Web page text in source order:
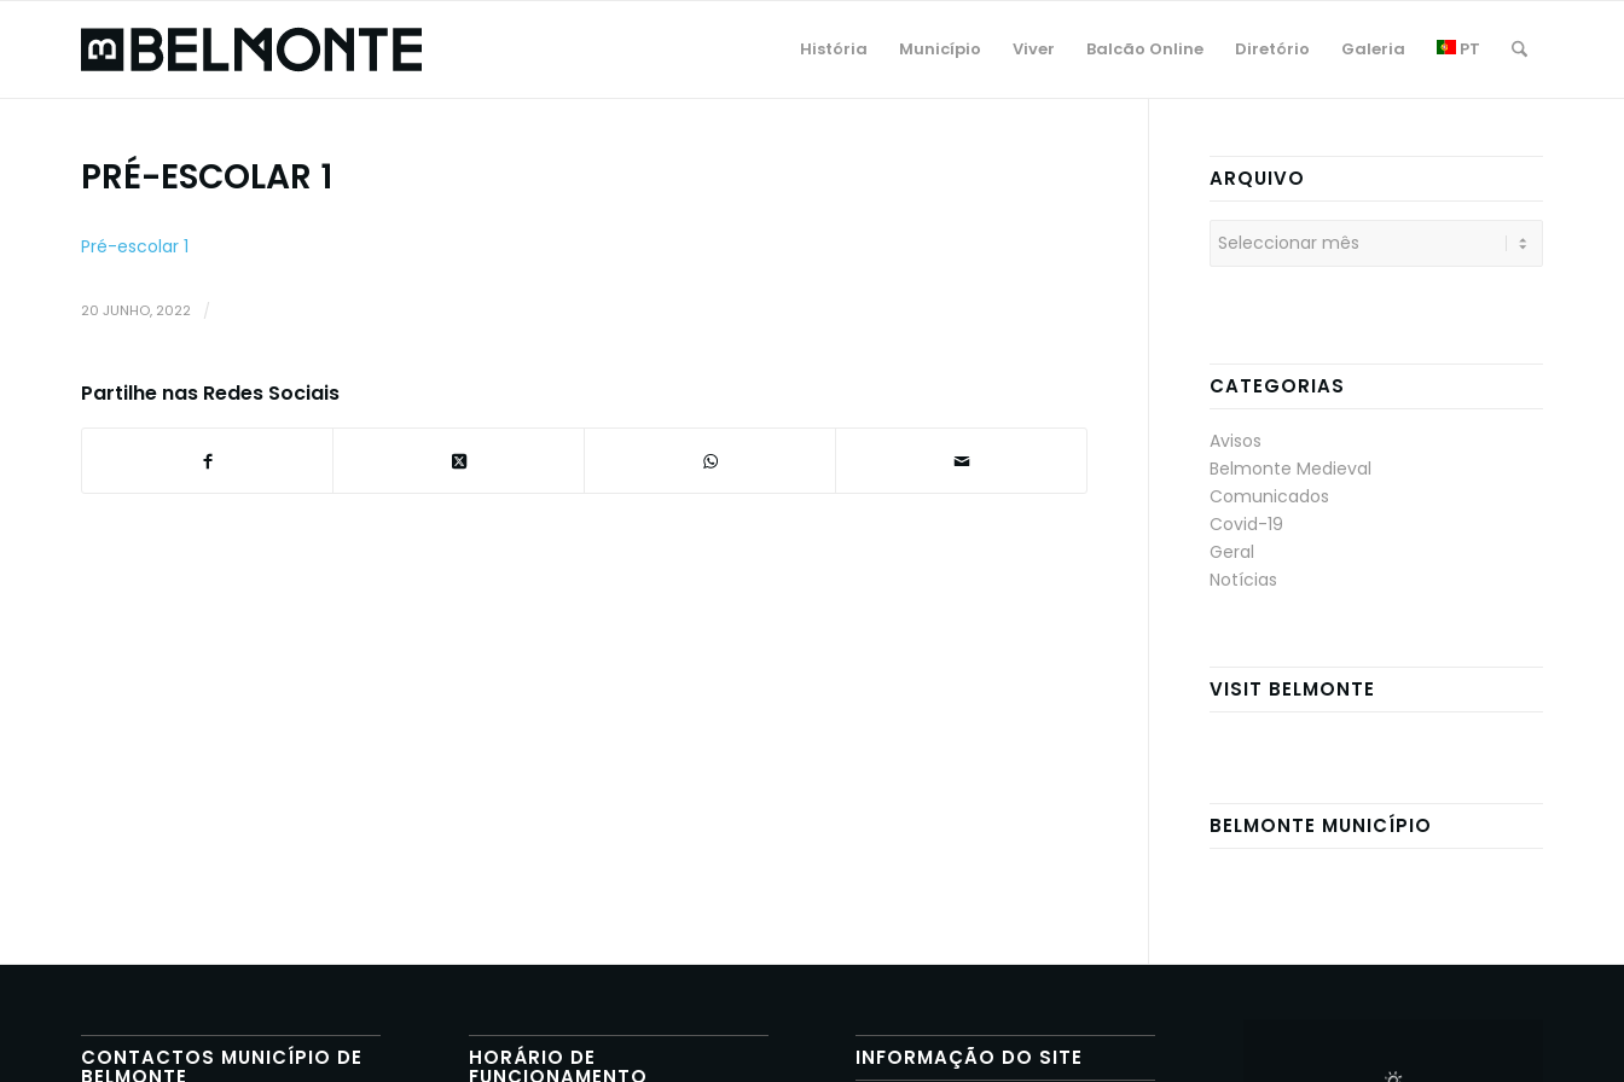
História Município Viver Balcão Online Diretório Galeria PT
PRÉ-ESCOLAR 1
Pré-escolar 1
20 JUNHO, 2022 /
Partilhe nas Redes Sociais
ARQUIVO
CATEGORIAS
Avisos
Belmonte Medieval
Comunicados
Covid-19
Geral
Notícias
VISIT BELMONTE
BELMONTE MUNICÍPIO
CONTACTOS MUNICÍPIO DE
BELMONTE
HORÁRIO DE
FUNCIONAMENTO
INFORMAÇÃO DO SITE